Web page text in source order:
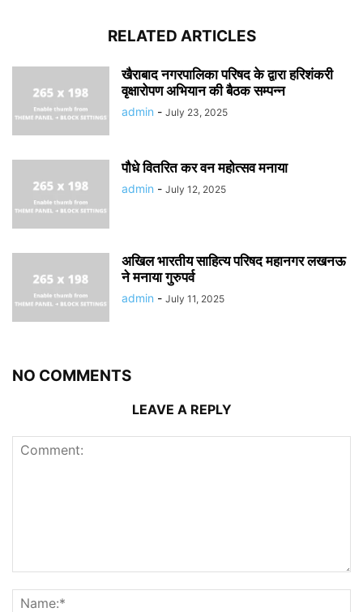
RELATED ARTICLES
खैराबाद नगरपालिका परिषद के द्वारा हरिशंकरी
वृक्षारोपण अभियान की बैठक सम्पन्न
admin - July 23, 2025
पौधे वितरित कर वन महोत्सव मनाया
admin - July 12, 2025
अखिल भारतीय साहित्य परिषद महानगर लखनऊ
ने मनाया गुरुपर्व
admin - July 11, 2025
NO COMMENTS
LEAVE A REPLY